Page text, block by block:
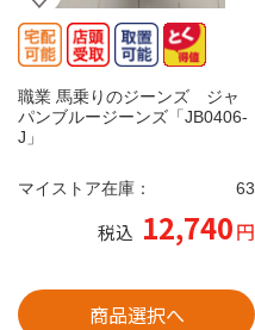
職業 馬乗りのジーンズ ジャ
パンブルージーンズ「JB0406-
J」
マイストア在庫： 63
税込 12,740円
商品選択へ